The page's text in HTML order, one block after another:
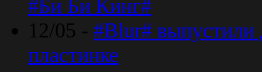
#Би Би Кинг#
12/05 - #Blur# выпустили
пластинке